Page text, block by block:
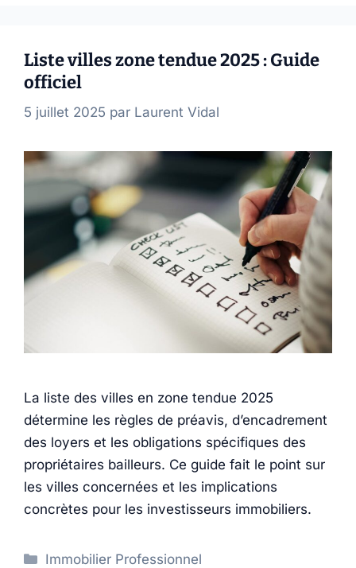
Liste villes zone tendue 2025 : Guide
officiel
5 juillet 2025 par Laurent Vidal
La liste des villes en zone tendue 2025
détermine les règles de préavis, d’encadrement
des loyers et les obligations spécifiques des
propriétaires bailleurs. Ce guide fait le point sur
les villes concernées et les implications
concrètes pour les investisseurs immobiliers.
Catégories
Immobilier Professionnel